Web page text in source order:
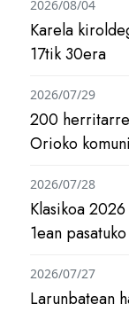
Karela
17tik 30era
2026/08/04
200
Orioko
2026/07/29
Klasikoa
1ean
2026/07/28
Larunbatean
2026/07/27